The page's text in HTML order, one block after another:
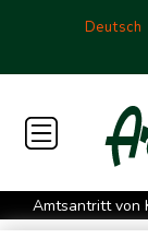
Deutsch
Amtsantritt von
Gewalt